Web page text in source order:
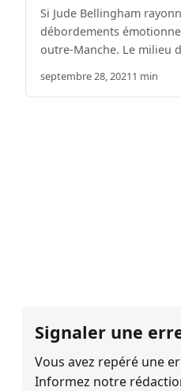
Si Jude Bellingham
débordements
outre-Manche. Le milieu
septembre 28, 20211 min
Signaler une
Vous avez repéré une
Informez notre